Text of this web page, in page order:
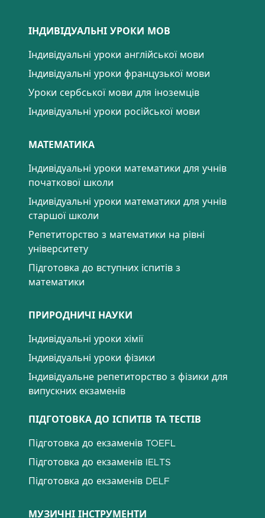
ІНДИВІДУАЛЬНІ УРОКИ МОВ
Індивідуальні уроки англійської мови
Індивідуальні уроки французької мови
Уроки сербської мови для іноземців
Індивідуальні уроки російської мови
МАТЕМАТИКА
Індивідуальні уроки математики для учнів
початкової школи
Індивідуальні уроки математики для учнів
старшої школи
Репетиторство з математики на рівні
університету
Підготовка до вступних іспитів з
математики
ПРИРОДНИЧІ НАУКИ
Індивідуальні уроки хімії
Індивідуальні уроки фізики
Індивідуальне репетиторство з фізики для
випускних екзаменів
ПІДГОТОВКА ДО ІСПИТІВ ТА ТЕСТІВ
Підготовка до екзаменів TOEFL
Підготовка до екзаменів IELTS
Підготовка до екзаменів DELF
МУЗИЧНІ ІНСТРУМЕНТИ